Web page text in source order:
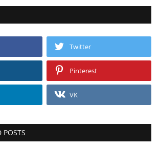
Twitter
Pinterest
VK
POSTS